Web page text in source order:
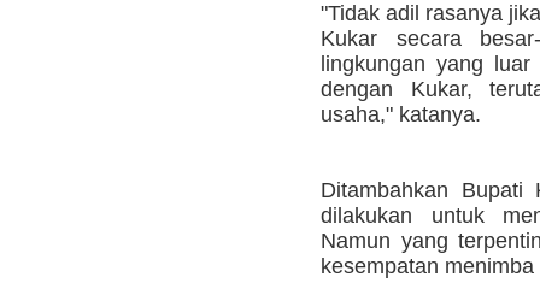
"Tidak adil rasanya
Kukar secara
lingkungan yang
dengan Kukar,
usaha," katanya.
Ditambahkan
dilakukan untuk
Namun yang
kesempatan